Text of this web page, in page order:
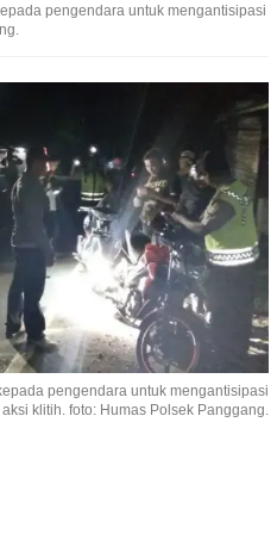
pengendara untuk mengantisipasi
pengendara untuk mengantisipasi
aksi klitih. foto: Humas Polsek Panggang.